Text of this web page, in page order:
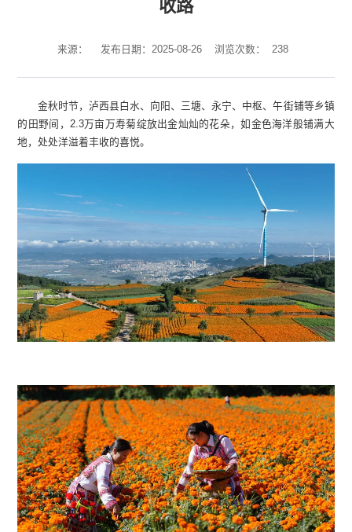
收路
来源： 发布日期：2025-08-26 浏览次数： 238
金秋时节，泸西县白水、向阳、三塘、永宁、中枢、午街铺等乡镇
的田野间，2.3万亩万寿菊绽放出金灿灿的花朵，如金色海洋般铺满大
地，处处洋溢着丰收的喜悦。